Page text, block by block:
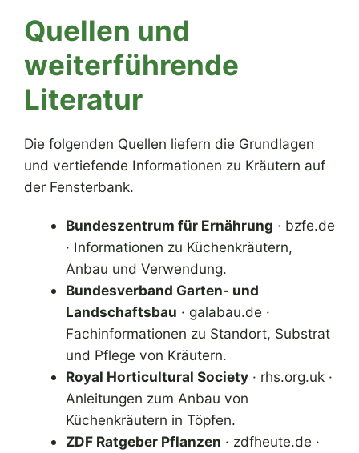
Quellen und
weiterführende
Literatur
Die folgenden Quellen liefern die Grundlagen
und vertiefende Informationen zu Kräutern auf
der Fensterbank.
Bundeszentrum für Ernährung · bzfe.de
· Informationen zu Küchenkräutern,
Anbau und Verwendung.
Bundesverband Garten- und
Landschaftsbau · galabau.de ·
Fachinformationen zu Standort, Substrat
und Pflege von Kräutern.
Royal Horticultural Society· rhs.org.uk ·
Anleitungen zum Anbau von
Küchenkräutern in Töpfen.
ZDF Ratgeber Pflanzen · zdfheute.de ·